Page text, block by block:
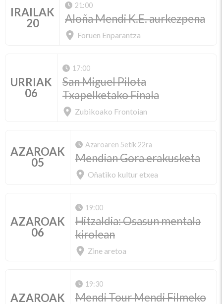
IRAILAK
20
21:00
Aloña Mendi K.E. aurkezpena
Foruen Enparantza
URRIAK
06
17:00
San Miguel Pilota
Txapelketako Finala
Zubikoako Frontoian
AZAROAK
05
Azaroaren 5etik 22ra
Mendian Gora erakusketa
Oñatiko kultur etxea
AZAROAK
06
19:00
Hitzaldia: Osasun mentala
kirolean
Zine aretoa
AZAROAK
19:30
Mendi Tour Mendi Filmeko